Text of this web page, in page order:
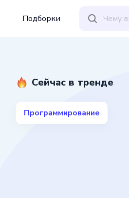
Подборки
Сейчас в тренде
Программирование